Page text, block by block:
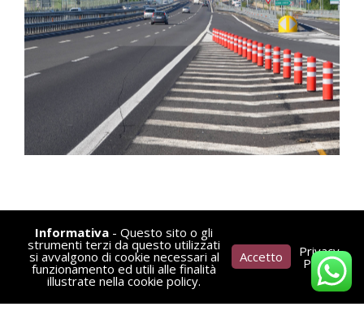
VFG Strade 2021 -Privacy Policy-Cookie Policy
Informativa - Questo sito o gli
strumenti terzi da questo utilizzati
si avvalgono di cookie necessari al
funzionamento ed utili alle finalità
illustrate nella cookie policy.
Accetto Privacy
Policy